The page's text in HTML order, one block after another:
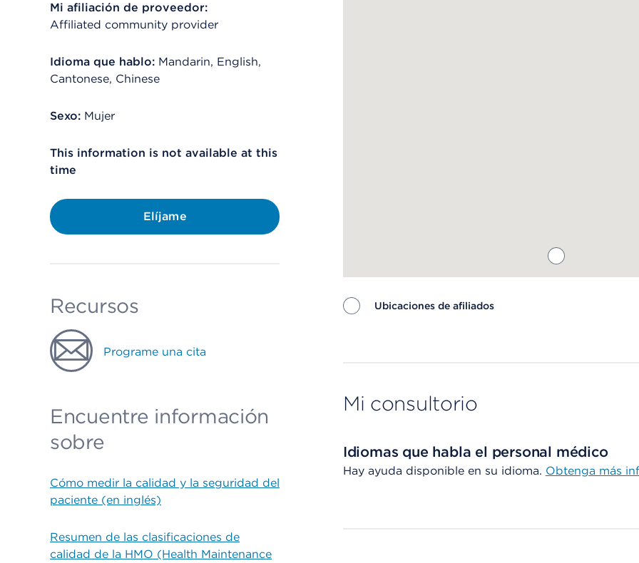
Mi afiliación de proveedor:
Affiliated community provider
Idioma que hablo: Mandarin, English,
Cantonese, Chinese
Sexo: Mujer
This information is not available at this
time
Elíjame
Recursos
Programe una cita
Encuentre información
sobre
Cómo medir la calidad y la seguridad del
paciente (en inglés)
Resumen de las clasificaciones de
calidad de la HMO (Health Maintenance
Ubicaciones de afiliados
Mi consultorio
Idiomas que habla el personal médico
Hay ayuda disponible en su idioma. Obtenga más